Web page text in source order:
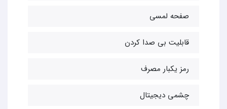
صفحه لمسی
قابلیت بی صدا کردن
رمز یکبار مصرف
چشمی دیجیتال